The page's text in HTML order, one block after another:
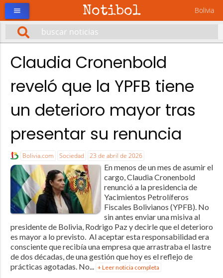
Notibol Bolivia
menu
Claudia Cronenbold
reveló que la YPFB tiene
un deterioro mayor tras
presentar su renuncia
Bolivia.com Sociedad 23 de abril de 2026
En menos de un mes de asumir el
cargo, Claudia Cronenbold
renunció a la presidencia de
Yacimientos Petrolíferos
Fiscales Bolivianos (YPFB). No
sin antes enviar una misiva al
presidente de Bolivia, Rodrigo Paz y decirle que el deterioro
es mayor a lo previsto. Al aceptar esta responsabilidad era
consciente que recibía una empresa que arrastraba el lastre
de dos décadas, de una gestión que hoy es el reflejo de
prácticas agotadas. No... + Leer noticia completa